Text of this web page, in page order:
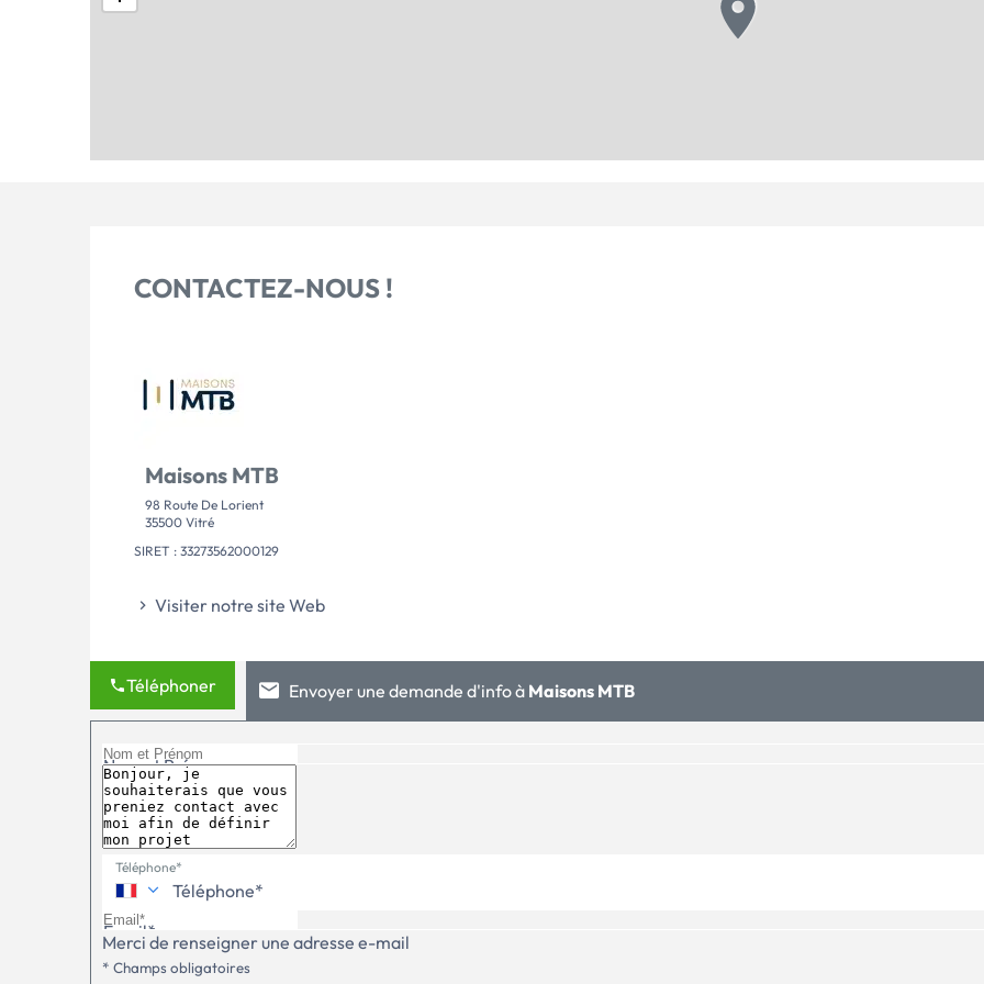
CONTACTEZ-NOUS !
Maisons MTB
98 Route De Lorient
35500 Vitré
SIRET : 33273562000129
Visiter notre site Web
Téléphoner Envoyer une demande d'info à Maisons MTB
Nom et Prénom
Téléphone*
Email*
Merci de renseigner une adresse e-mail
* Champs obligatoires